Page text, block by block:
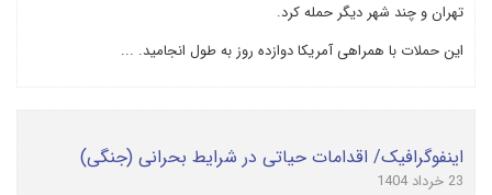
تهران و چند شهر دیگر حمله کرد.
این حملات با همراهی آمریکا دوازده روز به طول انجامید. ...
اینفوگرافیک/ اقدامات حیاتی در شرایط بحرانی (جنگی)
23 خرداد 1404